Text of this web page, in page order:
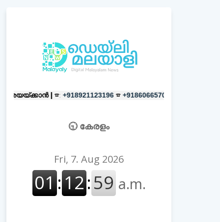
☎: +918921123196 ☎ +918606657037 പരസ്യങ്ങൾക്ക്
🕤 കേരളം